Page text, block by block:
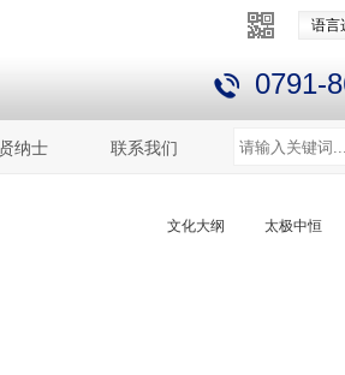
语言
0791-
纳士 联系我们
文化大纲 太极中恒